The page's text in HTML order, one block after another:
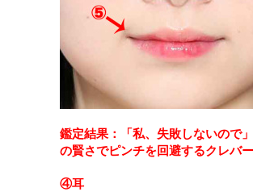
鑑定結果：「私、失敗しないので
の賢さでピンチを回避するクレバ
④耳